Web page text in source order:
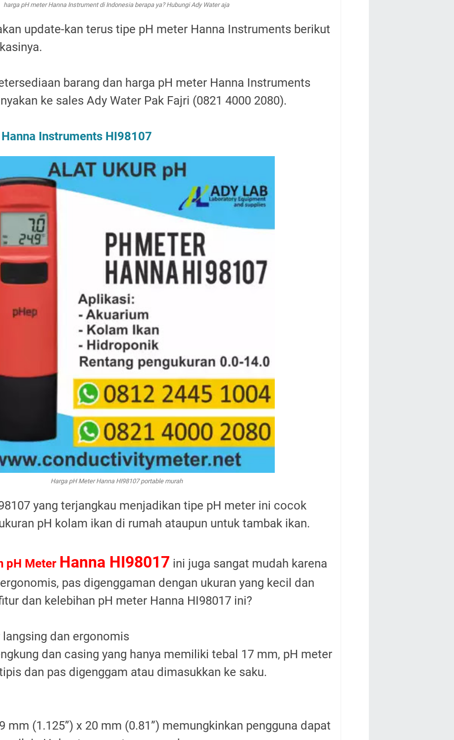
harga pH meter Hanna Instrument di Indonesia berapa ya? Hubungi Ady Water aja
update-kan terus tipe pH meter Hanna Instruments berikut
barang dan harga pH meter Hanna Instruments
ke sales Ady Water Pak Fajri (0821 4000 2080).
Instruments HI98107
Harga pH Meter Hanna HI98107 portable murah
yang terjangkau menjadikan tipe pH meter ini cocok
pH kolam ikan di rumah ataupun untuk tambak ikan.
pH Meter Hanna HI98017 ini juga sangat mudah karena
pas digenggaman dengan ukuran yang kecil dan
dan kelebihan pH meter Hanna HI98017 ini?
dan ergonomis
dan casing yang hanya memiliki tebal 17 mm, pH meter
dan pas digenggam atau dimasukkan ke saku.
mm (1.125”) x 20 mm (0.81”) memungkinkan pengguna dapat